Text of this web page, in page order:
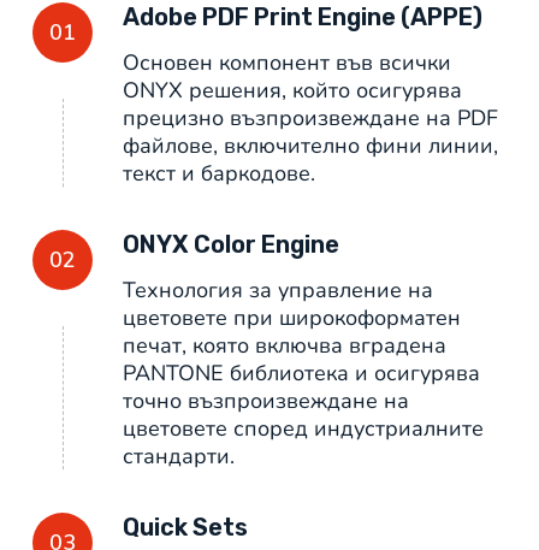
01
Adobe PDF Print Engine (APPE)
Основен компонент във всички
ONYX решения, който осигурява
прецизно възпроизвеждане на PDF
файлове, включително фини линии,
текст и баркодове.
02
ONYX Color Engine
Технология за управление на
цветовете при широкоформатен
печат, която включва вградена
PANTONE библиотека и осигурява
точно възпроизвеждане на
цветовете според индустриалните
стандарти.
03
Quick Sets